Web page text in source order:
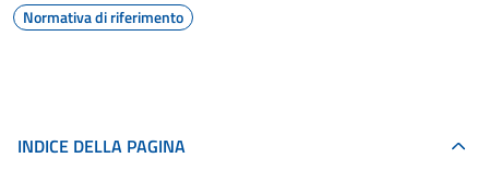
Normativa di riferimento
INDICE DELLA PAGINA